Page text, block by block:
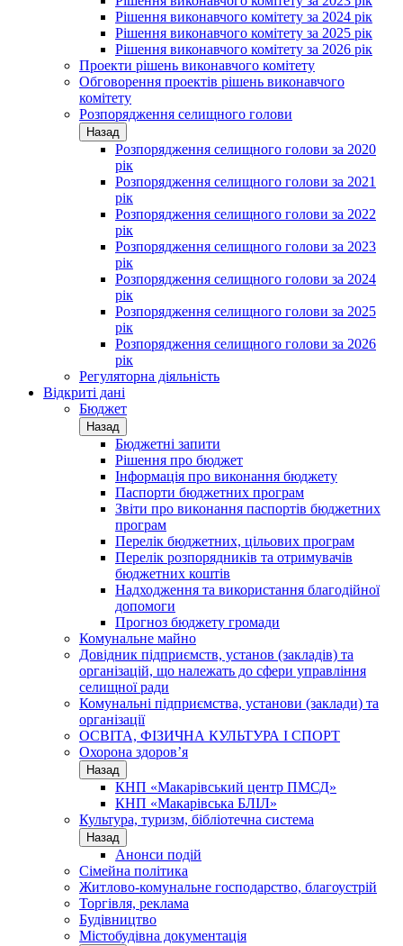
Рішення виконавчого комітету за 2024 рік
Рішення виконавчого комітету за 2025 рік
Рішення виконавчого комітету за 2026 рік
Проекти рішень виконавчого комітету
Обговорення проектів рішень виконавчого
комітету
Розпорядження селищного голови
Назад
Розпорядження селищного голови за 2020
рік
Розпорядження селищного голови за 2021
рік
Розпорядження селищного голови за 2022
рік
Розпорядження селищного голови за 2023
рік
Розпорядження селищного голови за 2024
рік
Розпорядження селищного голови за 2025
рік
Розпорядження селищного голови за 2026
рік
Регуляторна діяльність
Відкриті дані
Бюджет
Назад
Бюджетні запити
Рішення про бюджет
Інформація про виконання бюджету
Паспорти бюджетних програм
Звіти про виконання паспортів бюджетних
програм
Перелік бюджетних, цільових програм
Перелік розпорядників та отримувачів
бюджетних коштів
Надходження та використання благодійної
допомоги
Прогноз бюджету громади
Комунальне майно
Довідник підприємств, установ (закладів) та
організацій, що належать до сфери управління
селищної ради
Комунальні підприємства, установи (заклади) та
організації
ОСВІТА, ФІЗИЧНА КУЛЬТУРА І СПОРТ
Охорона здоров’я
Назад
КНП «Макарівський центр ПМСД»
КНП «Макарівська БЛІЛ»
Культура, туризм, бібліотечна система
Назад
Анонси подій
Сімейна політика
Житлово-комунальне господарство, благоустрій
Торгівля, реклама
Будівництво
Містобудівна документація